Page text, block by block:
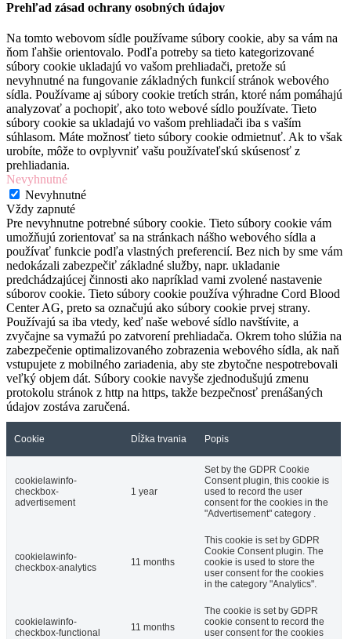
Prehľad zásad ochrany osobných údajov
Na tomto webovom sídle používame súbory cookie, aby sa vám na
ňom ľahšie orientovalo. Podľa potreby sa tieto kategorizované
súbory cookie ukladajú vo vašom prehliadači, pretože sú
nevyhnutné na fungovanie základných funkcií stránok webového
sídla. Používame aj súbory cookie tretích strán, ktoré nám pomáhajú
analyzovať a pochopiť, ako toto webové sídlo používate. Tieto
súbory cookie sa ukladajú vo vašom prehliadači iba s vaším
súhlasom. Máte možnosť tieto súbory cookie odmietnuť. Ak to však
urobíte, môže to ovplyvniť vašu používateľskú skúsenosť z
prehliadania.
Nevyhnutné
Nevyhnutné
Vždy zapnuté
Pre nevyhnutne potrebné súbory cookie. Tieto súbory cookie vám
umožňujú zorientovať sa na stránkach nášho webového sídla a
používať funkcie podľa vlastných preferencií. Bez nich by sme vám
nedokázali zabezpečiť základné služby, napr. ukladanie
predchádzajúcej činnosti ako napríklad vami zvolené nastavenie
súborov cookie. Tieto súbory cookie používa výhradne Cord Blood
Center AG, preto sa označujú ako súbory cookie prvej strany.
Používajú sa iba vtedy, keď naše webové sídlo navštívite, a
zvyčajne sa vymažú po zatvorení prehliadača. Okrem toho slúžia na
zabezpečenie optimalizovaného zobrazenia webového sídla, ak naň
vstupujete z mobilného zariadenia, aby ste zbytočne nespotrebovali
veľký objem dát. Súbory cookie navyše zjednodušujú zmenu
protokolu stránok z http na https, takže bezpečnosť prenášaných
údajov zostáva zaručená.
Cookie Dĺžka trvania Popis
cookielawinfo-
checkbox-
advertisement
1 year
Set by the GDPR Cookie
Consent plugin, this cookie is
used to record the user
consent for the cookies in the
"Advertisement" category .
cookielawinfo-
checkbox-analytics
11 months
This cookie is set by GDPR
Cookie Consent plugin. The
cookie is used to store the
user consent for the cookies
in the category "Analytics".
cookielawinfo-
checkbox-functional
11 months
The cookie is set by GDPR
cookie consent to record the
user consent for the cookies